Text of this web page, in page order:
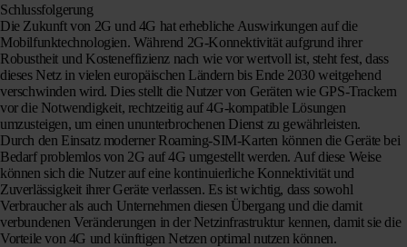
Schlussfolgerung
Die Zukunft von 2G und 4G hat erhebliche Auswirkungen auf die
Mobilfunktechnologien. Während 2G-Konnektivität aufgrund ihrer
Robustheit und Kosteneffizienz nach wie vor wertvoll ist, steht fest, dass
dieses Netz in vielen europäischen Ländern bis Ende 2030 weitgehend
verschwinden wird. Dies stellt die Nutzer von Geräten wie GPS-Trackern
vor die Notwendigkeit, rechtzeitig auf 4G-kompatible Lösungen
umzusteigen, um einen ununterbrochenen Dienst zu gewährleisten.
Durch den Einsatz moderner Roaming-SIM-Karten können die Geräte bei
Bedarf problemlos von 2G auf 4G umgestellt werden. Auf diese Weise
können sich die Nutzer auf eine kontinuierliche Konnektivität und
Zuverlässigkeit ihrer Geräte verlassen. Es ist wichtig, dass sowohl
Verbraucher als auch Unternehmen diesen Übergang und die damit
verbundenen Veränderungen in der Netzinfrastruktur kennen, damit sie die
Vorteile von 4G und künftigen Netzen optimal nutzen können.